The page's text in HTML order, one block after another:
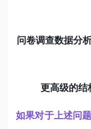
问卷调查数据分
更高级的结
如果对于上述问